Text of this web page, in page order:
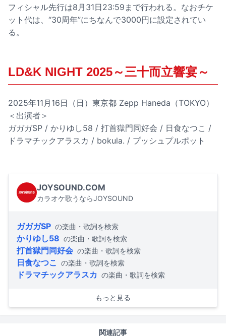
フィシャル先行は8月31日23:59まで行われる。なおチケ
ット代は、“30周年”にちなんで3000円に設定されてい
る。
LD&K NIGHT 2025～三十而立響宴～
2025年11月16日（日）東京都 Zepp Haneda（TOKYO）
＜出演者＞
ガガガSP / かりゆし58 / 打首獄門同好会 / 日食なつこ /
ドラマチックアラスカ / bokula. / プッシュプルポット
JOYSOUND.COM
カラオケ歌うならJOYSOUND
ガガガSP の楽曲・歌詞を検索
かりゆし58 の楽曲・歌詞を検索
打首獄門同好会 の楽曲・歌詞を検索
日食なつこ の楽曲・歌詞を検索
ドラマチックアラスカ の楽曲・歌詞を検索
もっと見る
関連記事